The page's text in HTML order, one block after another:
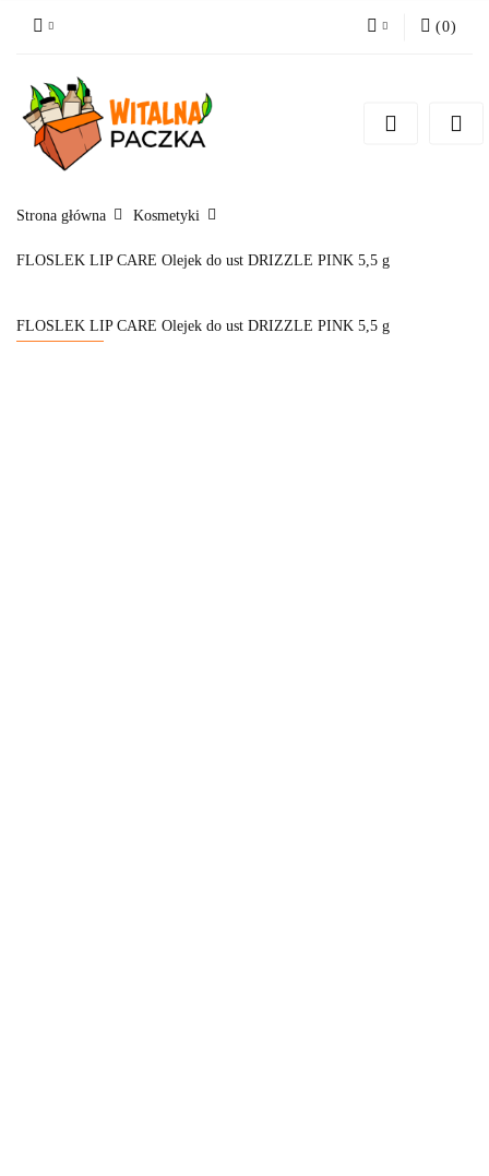
Zarejestruj się
(0)
Strona główna Kosmetyki
FLOSLEK LIP CARE Olejek do ust DRIZZLE PINK 5,5 g
FLOSLEK LIP CARE Olejek do ust DRIZZLE PINK 5,5 g